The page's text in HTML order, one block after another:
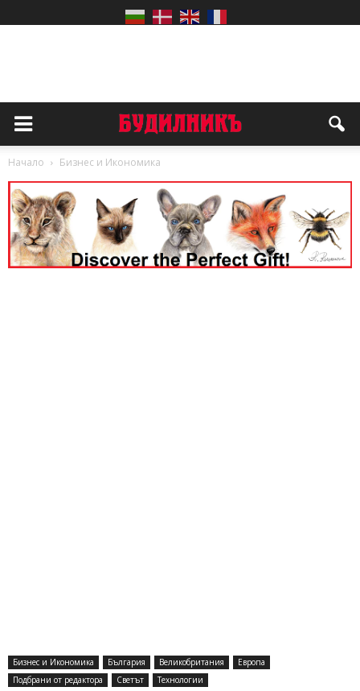
Начало Бизнес и Икономика
Бизнес и Икономика България Великобритания
Европа
Подбрани от редактора
Светът Технологии